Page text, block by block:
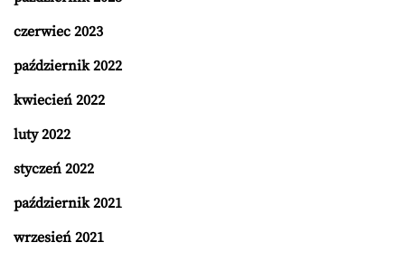
czerwiec 2023
październik 2022
kwiecień 2022
luty 2022
styczeń 2022
październik 2021
wrzesień 2021